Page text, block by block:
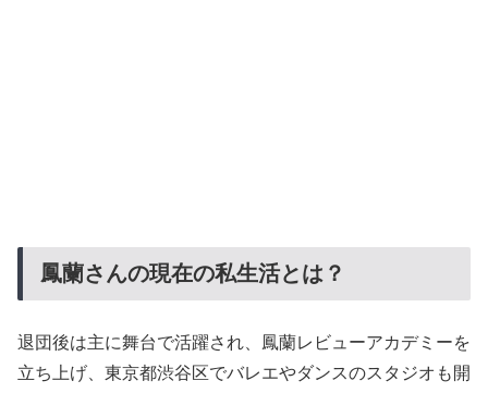
鳳蘭さんの現在の私生活とは？
退団後は主に舞台で活躍され、鳳蘭レビューアカデミーを
立ち上げ、東京都渋谷区でバレエやダンスのスタジオも開